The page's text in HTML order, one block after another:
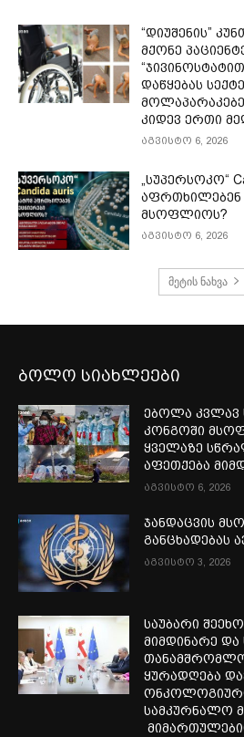
“დიუშენის”
მქონე
დაწყებას
კიდევ ერთი
აგვისტო 6, 2026
„სუპერსოკო“
აფრთხილებენ
მსოფლიოს?
აგვისტო 6, 2026
მეტის ნახვა
ბოლო სიახლეები
ებოლა კვლავ
კონგოში
ყველაზე
აფეთქება
აგვისტო 6, 2026
ჯანდაცვის
განცხადებას
აგვისტო 3, 2026
საუბარი
მიმდინარე
ყურადღება
ონკოლოგიური
სამკურნალო